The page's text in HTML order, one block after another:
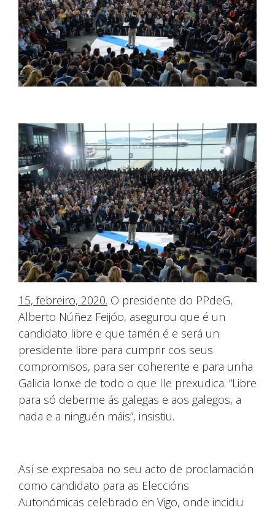
15, febreiro, 2020. O presidente do PPdeG,
Alberto Núñez Feijóo, asegurou que é un
candidato libre e que tamén é e será un
presidente libre para cumprir cos seus
compromisos, para ser coherente e para unha
Galicia lonxe de todo o que lle prexudica. “Libre
para só deberme ás galegas e aos galegos, a
nada e a ninguén máis”, insistiu.
Así se expresaba no seu acto de proclamación
como candidato para as Eleccións
Autonómicas celebrado en Vigo, onde incidiu